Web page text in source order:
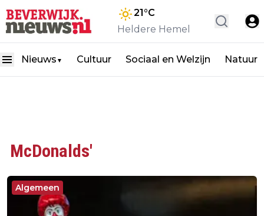
21°C
Heldere Hemel
Nieuws ▼ Cultuur Sociaal en Welzijn Natuur
McDonalds'
Algemeen